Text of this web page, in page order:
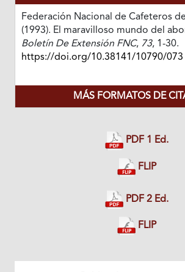
Federación Nacional de Cafeteros
(1993). El maravilloso mundo del
Boletín De Extensión FNC, 73, 1-30.
https://doi.org/10.38141/10790/073
MÁS FORMATOS DE
PDF 1 Ed.
FLIP
PDF 2 Ed.
FLIP